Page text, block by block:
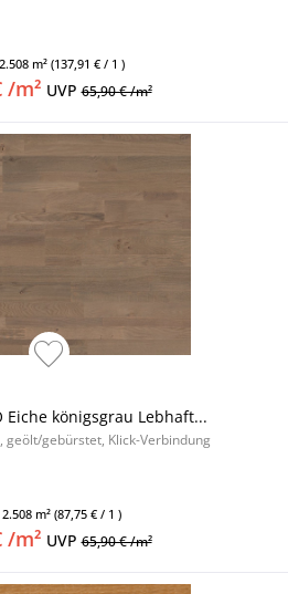
2.508 m² (137,91 € / 1 )
/m² UVP65,90 € /m²
Eiche königsgrau Lebhaft...
geölt/gebürstet, Klick-Verbindung
2.508 m² (87,75 € / 1 )
/m² UVP65,90 € /m²